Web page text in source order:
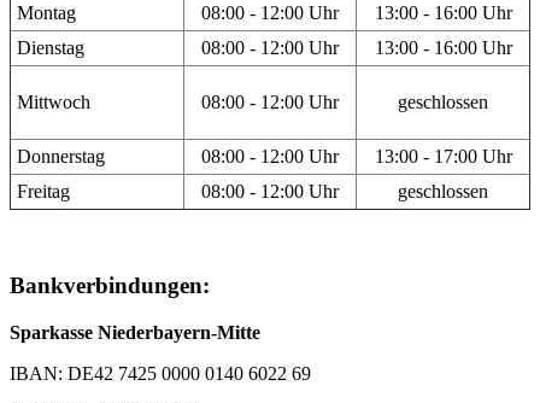
Montag 08:00 - 12:00 Uhr
13:00 - 16:00 Uhr
Dienstag
08:00 - 12:00 Uhr 13:00 - 16:00 Uhr
Mittwoch 08:00 - 12:00 Uhr geschlossen
Donnerstag 08:00 - 12:00 Uhr
13:00 - 17:00 Uhr
Freitag
08:00 - 12:00 Uhr geschlossen
Bankverbindungen:
Sparkasse Niederbayern-Mitte
IBAN: DE42 7425 0000 0140 6022 69